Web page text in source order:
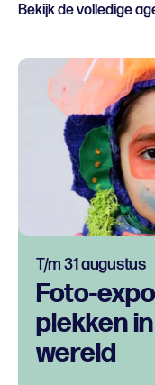
Bekijk de volledige
Foto-
plekken
wereld
T/m 31 augustus